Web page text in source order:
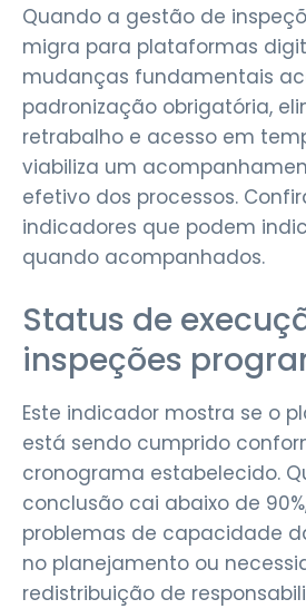
Quando a gestão de
migra para plataformas
mudanças fundamentais
padronização obrigatória,
retrabalho e acesso em
viabiliza um
efetivo dos processos.
indicadores que podem
quando acompanhados.
Status de
inspeções
Este indicador mostra se o
está sendo cumprido
cronograma estabelecido.
conclusão cai abaixo de
problemas de capacidade
no planejamento ou
redistribuição de